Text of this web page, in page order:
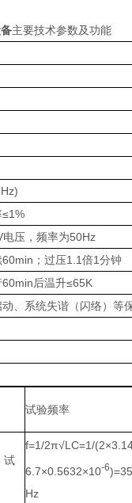
主要技术参数及功能
≤1%
压，频率为50Hz
；过压1.1倍1分钟
后温升≤65K
、系统失谐（闪络）等
试验频率
试
f=1/2π√LC=1/
6.7×0.5632×10-6
Hz